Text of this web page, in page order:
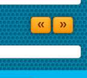
« »